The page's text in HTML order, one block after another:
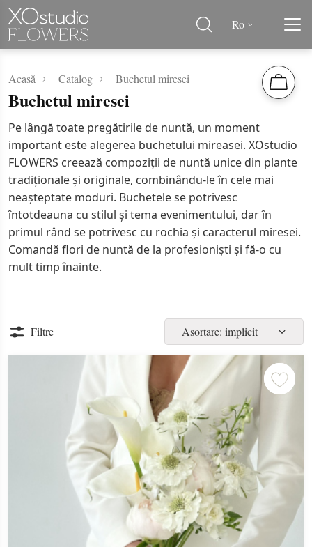
Ro
Acasă Catalog Buchetul miresei
Buchetul miresei
Pe lângă toate pregătirile de nuntă, un moment
important este alegerea buchetului mireasei. XOstudio
FLOWERS creează compoziții de nuntă unice din plante
tradiționale și originale, combinându-le în cele mai
neașteptate moduri. Buchetele se potrivesc
întotdeauna cu stilul și tema evenimentului, dar în
primul rând se potrivesc cu rochia și caracterul miresei.
Comandă flori de nuntă de la profesioniști și fă-o cu
mult timp înainte.
Filtre